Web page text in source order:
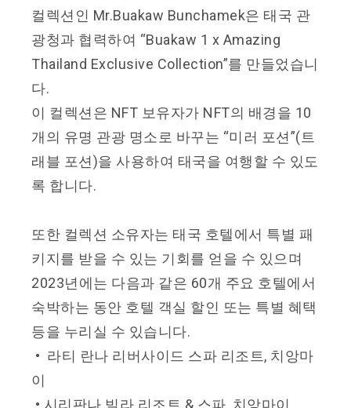
컬렉션인 Mr.Buakaw Bunchamek은 태국 관
광청과 협력하여 “Buakaw 1 x Amazing
Thailand Exclusive Collection”를 만들었습니
다.
이 컬렉션은 NFT 보유자가 NFT의 배경을 10
개의 유명 관광 명소로 바꾸는 “미러 포션”(트
래블 포션)을 사용하여 태국을 여행할 수 있도
록 합니다.
또한 컬렉션 소유자는 태국 호텔에서 특별 패
키지를 받을 수 있는 기회를 얻을 수 있으며
2023년에는 다음과 같은 60개 주요 호텔에서
숙박하는 동안 호텔 객실 할인 또는 특별 혜택
등을 누리실 수 있습니다.
• 라티 란나 리버사이드 스파 리조트, 치앙마
이
• 시리판나 빌라 리조트 & 스파, 치앙마이